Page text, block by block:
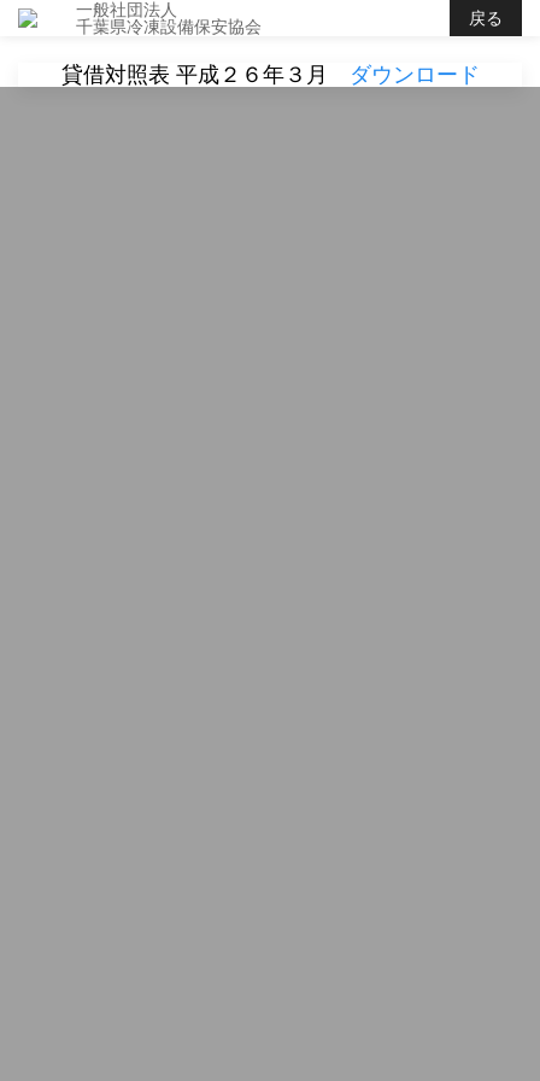
一般社団法人
千葉県冷凍設備保安協会
戻る
貸借対照表 平成２６年３月 ダウンロード